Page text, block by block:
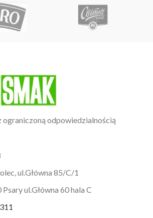
ograniczoną odpowiedzialnością
ul.Główna 85/C/1
ul.Główna 60 hala C